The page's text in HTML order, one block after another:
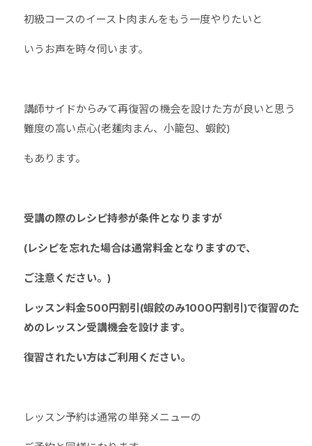
初級コースのイースト肉まんをもう一度やりたいと
いうお声を時々伺います。
講師サイドからみて再復習の機会を設けた方が良いと思う
難度の高い点心(老麺肉まん、小籠包、蝦餃)
もあります。
受講の際のレシピ持参が条件となりますが
(レシピを忘れた場合は通常料金となりますので、
ご注意ください。)
レッスン料金500円割引(蝦餃のみ1000円割引)で復習のた
めのレッスン受講機会を設けます。
復習されたい方はご利用ください。
レッスン予約は通常の単発メニューの